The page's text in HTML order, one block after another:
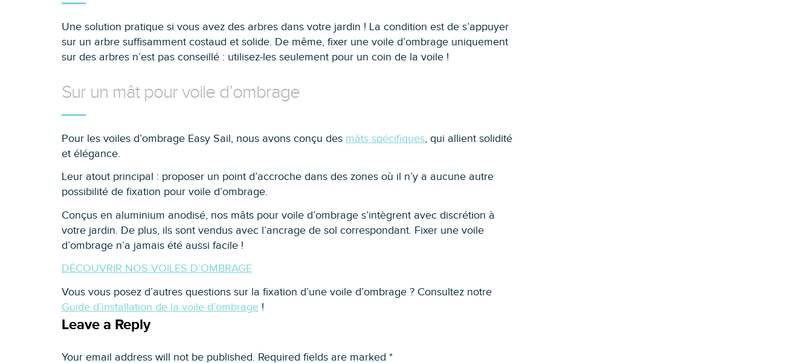
Une solution pratique si vous avez des arbres dans votre jardin ! La condition est de s’appuyer
sur un arbre suffisamment costaud et solide. De même, fixer une voile d’ombrage uniquement
sur des arbres n’est pas conseillé : utilisez-les seulement pour un coin de la voile !
Sur un mât pour voile d’ombrage
Pour les voiles d’ombrage Easy Sail, nous avons conçu des mâts spécifiques, qui allient solidité
et élégance.
Leur atout principal : proposer un point d’accroche dans des zones où il n’y a aucune autre
possibilité de fixation pour voile d’ombrage.
Conçus en aluminium anodisé, nos mâts pour voile d’ombrage s’intègrent avec discrétion à
votre jardin. De plus, ils sont vendus avec l’ancrage de sol correspondant. Fixer une voile
d’ombrage n’a jamais été aussi facile !
DÉCOUVRIR NOS VOILES D’OMBRAGE
Vous vous posez d’autres questions sur la fixation d’une voile d’ombrage ? Consultez notre
Guide d’installation de la voile d’ombrage !
Leave a Reply
Your email address will not be published. Required fields are marked *